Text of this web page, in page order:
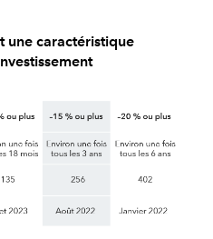
une caractéristique